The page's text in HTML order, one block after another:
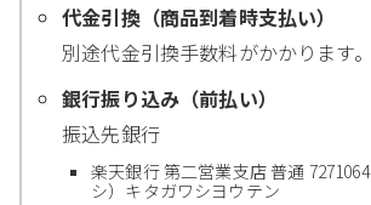
代金引換（商品到着時支払い）
別途代金引換手数料がかかります。
銀行振り込み（前払い）
振込先銀行
楽天銀行 第二営業支店 普通 7271064
シ）キタガワシヨウテン